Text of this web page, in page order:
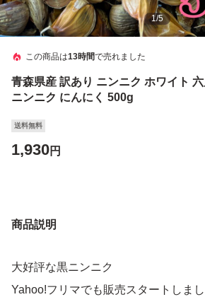
1/5
この商品は13時間で売れました
青森県産 訳あり ニンニク ホワイト
ニンニク にんにく 500g
送料無料
1,930円
商品説明
大好評な黒ニンニク
Yahoo!フリマでも販売スタートしま